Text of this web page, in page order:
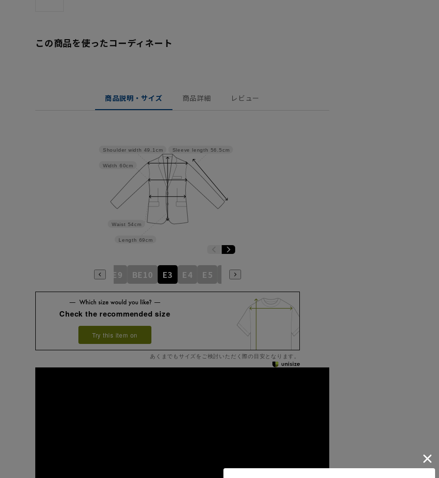
この商品を使ったコーディネート
商品説明・サイズ 商品詳細 レビュー
Sleeve length 56.5cm
Length 69cm
Waist 54cm
Width 60cm
Shoulder width 49.1cm
BE8 BE9 BE10 E3 E4 E5 E6
Check the recommended size
Try this item on
あくまでもサイズをご検討いただく際の目安となります。